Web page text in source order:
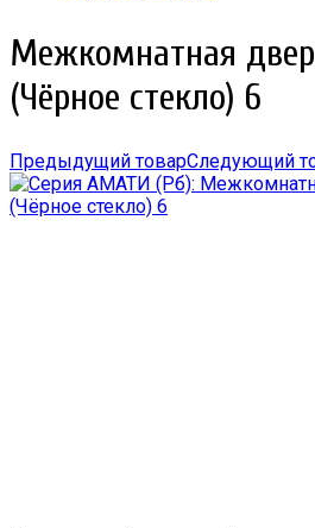
Межкомнатная
(Чёрное стекло) 6
Предыдущий товарСледующий